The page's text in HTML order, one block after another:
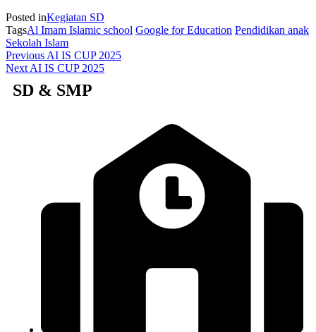
Posted inKegiatan SD
TagsAl Imam Islamic school Google for Education Pendidikan anak
Sekolah Islam
Previous AI IS CUP 2025
Next AI IS CUP 2025
SD & SMP